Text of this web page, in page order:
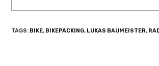
TAGS: BIKE, BIKEPACKING, LUKAS BAUMEISTER,